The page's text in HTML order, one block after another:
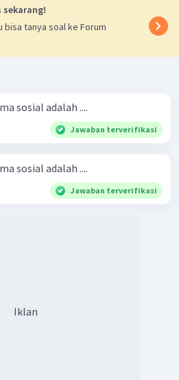
sekarang!
bisa tanya soal ke Forum
sosial adalah ....
Jawaban terverifikasi
sosial adalah ....
Jawaban terverifikasi
Iklan